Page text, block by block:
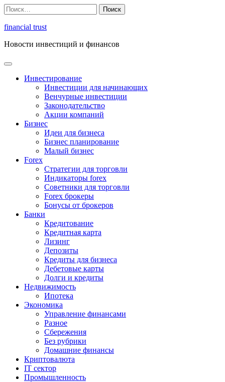
Перейти
к
содержимому
Найти:
financial trust
Новости инвестиций и финансов
Инвестирование
Инвестиции для начинающих
Венчурные инвестиции
Законодательство
Акции компаний
Бизнес
Идеи для бизнеса
Бизнес планирование
Малый бизнес
Forex
Стратегии для торговли
Индикаторы forex
Советники для торговли
Forex брокеры
Бонусы от брокеров
Банки
Кредитование
Кредитная карта
Лизинг
Депозиты
Кредиты для бизнеса
Дебетовые карты
Долги и кредиты
Недвижимость
Ипотека
Экономика
Управление финансами
Разное
Сбережения
Без рубрики
Домашние финансы
Криптовалюта
IT сектор
Промышленность